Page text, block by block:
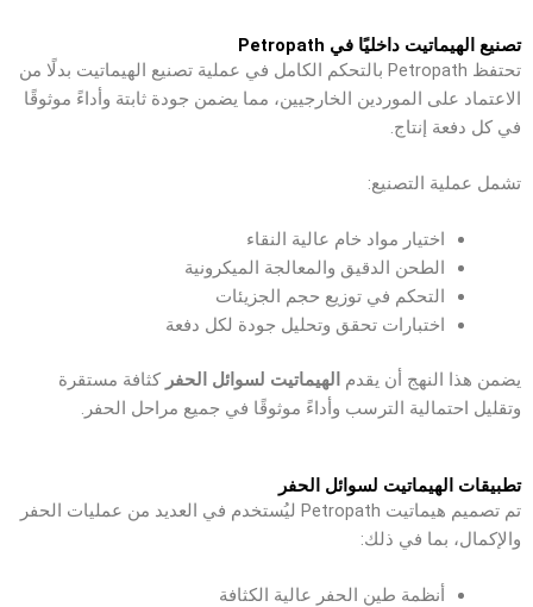
تصنيع الهيماتيت داخليًا في Petropath
تحتفظ Petropath بالتحكم الكامل في عملية تصنيع الهيماتيت بدلًا من
الاعتماد على الموردين الخارجيين، مما يضمن جودة ثابتة وأداءً موثوقًا
في كل دفعة إنتاج.
تشمل عملية التصنيع:
اختيار مواد خام عالية النقاء
الطحن الدقيق والمعالجة الميكرونية
التحكم في توزيع حجم الجزيئات
اختبارات تحقق وتحليل جودة لكل دفعة
يضمن هذا النهج أن يقدم الهيماتيت لسوائل الحفر كثافة مستقرة
وتقليل احتمالية الترسب وأداءً موثوقًا في جميع مراحل الحفر.
تطبيقات الهيماتيت لسوائل الحفر
تم تصميم هيماتيت Petropath ليُستخدم في العديد من عمليات الحفر
والإكمال، بما في ذلك:
أنظمة طين الحفر عالية الكثافة